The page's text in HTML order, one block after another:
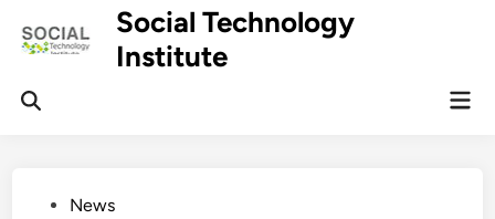
Social Technology
Institute
PostedNews